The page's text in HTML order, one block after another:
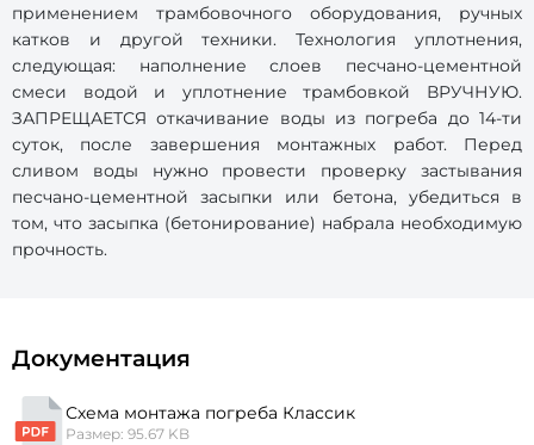
применением трамбовочного оборудования, ручных
катков и другой техники. Технология уплотнения,
следующая: наполнение слоев песчано-цементной
смеси водой и уплотнение трамбовкой ВРУЧНУЮ.
ЗАПРЕЩАЕТСЯ откачивание воды из погреба до 14-ти
суток, после завершения монтажных работ. Перед
сливом воды нужно провести проверку застывания
песчано-цементной засыпки или бетона, убедиться в
том, что засыпка (бетонирование) набрала необходимую
прочность.
Документация
Схема монтажа погреба Классик
Размер: 95.67 KB